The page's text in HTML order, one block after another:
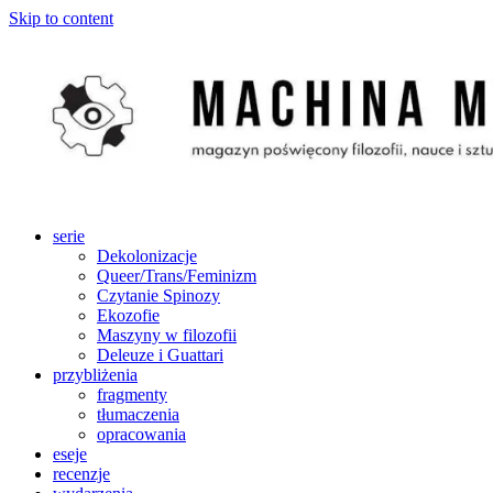
Skip to content
serie
Dekolonizacje
Queer/Trans/Feminizm
Czytanie Spinozy
Ekozofie
Maszyny w filozofii
Deleuze i Guattari
przybliżenia
fragmenty
tłumaczenia
opracowania
eseje
recenzje